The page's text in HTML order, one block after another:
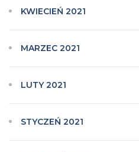
KWIECIEŃ 2021
MARZEC 2021
LUTY 2021
STYCZEŃ 2021